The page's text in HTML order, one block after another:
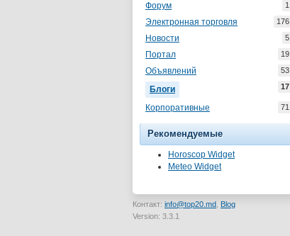
Форум 1
Электронная торговля 176
Новости 5
Портал 19
Объявлений 53
Блоги 17
Корпоративные 71
Рекомендуемые
Horoscop Widget
Meteo Widget
Контакт: info@top20.md Blog
Version: 3.3.1